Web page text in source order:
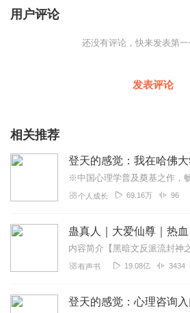
用户评论
还没有评论，快来发表第一
发表评论
相关推荐
个人成长 69.16万 96
有声书 19.08亿 3434